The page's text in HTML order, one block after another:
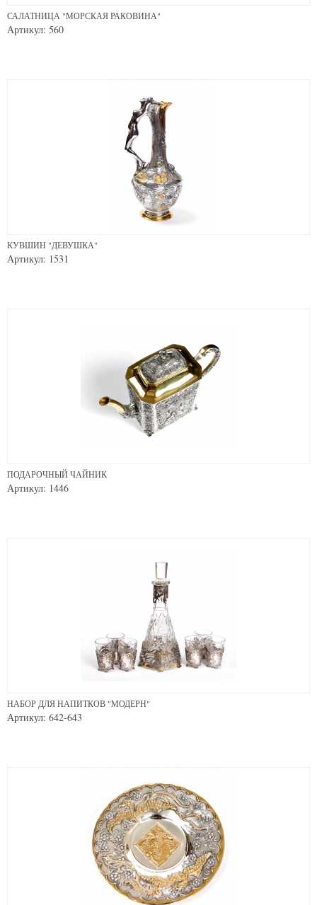
САЛАТНИЦА "МОРСКАЯ РАКОВИНА"
Артикул: 560
КУВШИН "ДЕВУШКА"
Артикул: 1531
ПОДАРОЧНЫЙ ЧАЙНИК
Артикул: 1446
НАБОР ДЛЯ НАПИТКОВ "МОДЕРН"
Артикул: 642-643